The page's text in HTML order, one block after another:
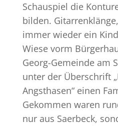
Schauspiel die
bilden.
immer wieder ein
Wiese vorm
Georg-Gemeinde am
unter der Überschrift
Angsthasen“ einen
Gekommen waren
nur aus Saerbeck,